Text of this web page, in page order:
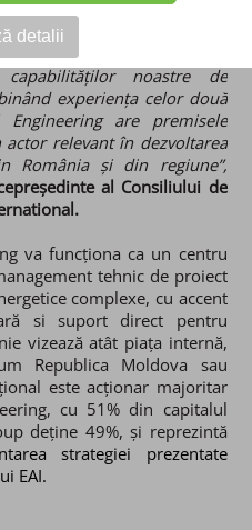
detalii
Group reprezintă un pas
noastre de
experiența celor două
are premisele
relevant în dezvoltarea
România și din regiune”,
al Consiliului de
va funcționa ca un centru
tehnic de proiect
complexe, cu accent
si suport direct pentru
vizează atât piața internă,
Republica Moldova sau
este acționar majoritar
, cu 51% din capitalul
deține 49%, și reprezintă
strategiei prezentate
EAI.